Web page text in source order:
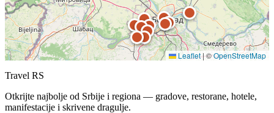
Leaflet |©OpenStreetMap
Travel RS
Otkrijte najbolje od Srbije i regiona — gradove, restorane, hotele,
manifestacije i skrivene dragulje.